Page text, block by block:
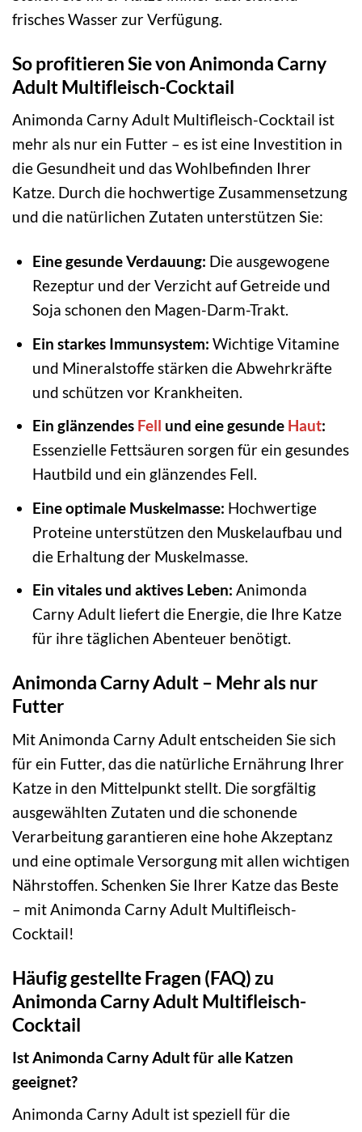
frisches Wasser zur Verfügung.
So profitieren Sie von Animonda Carny
Adult Multifleisch-Cocktail
Animonda Carny Adult Multifleisch-Cocktail ist
mehr als nur ein Futter – es ist eine Investition in
die Gesundheit und das Wohlbefinden Ihrer
Katze. Durch die hochwertige Zusammensetzung
und die natürlichen Zutaten unterstützen Sie:
Eine gesunde Verdauung: Die ausgewogene
Rezeptur und der Verzicht auf Getreide und
Soja schonen den Magen-Darm-Trakt.
Ein starkes Immunsystem: Wichtige Vitamine
und Mineralstoffe stärken die Abwehrkräfte
und schützen vor Krankheiten.
Ein glänzendes Fell und eine gesunde Haut:
Essenzielle Fettsäuren sorgen für ein gesundes
Hautbild und ein glänzendes Fell.
Eine optimale Muskelmasse: Hochwertige
Proteine unterstützen den Muskelaufbau und
die Erhaltung der Muskelmasse.
Ein vitales und aktives Leben: Animonda
Carny Adult liefert die Energie, die Ihre Katze
für ihre täglichen Abenteuer benötigt.
Animonda Carny Adult – Mehr als nur
Futter
Mit Animonda Carny Adult entscheiden Sie sich
für ein Futter, das die natürliche Ernährung Ihrer
Katze in den Mittelpunkt stellt. Die sorgfältig
ausgewählten Zutaten und die schonende
Verarbeitung garantieren eine hohe Akzeptanz
und eine optimale Versorgung mit allen wichtigen
Nährstoffen. Schenken Sie Ihrer Katze das Beste
– mit Animonda Carny Adult Multifleisch-
Cocktail!
Häufig gestellte Fragen (FAQ) zu
Animonda Carny Adult Multifleisch-
Cocktail
Ist Animonda Carny Adult für alle Katzen
geeignet?
Animonda Carny Adult ist speziell für die